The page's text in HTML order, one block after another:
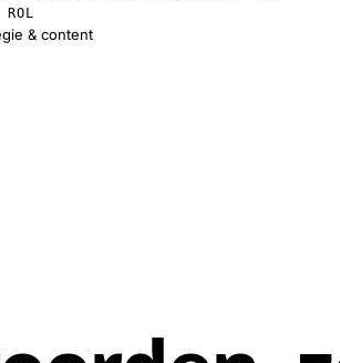
ROL
& content